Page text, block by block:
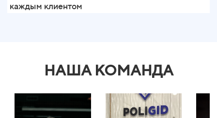
каждым клиентом
НАША КОМАНДА